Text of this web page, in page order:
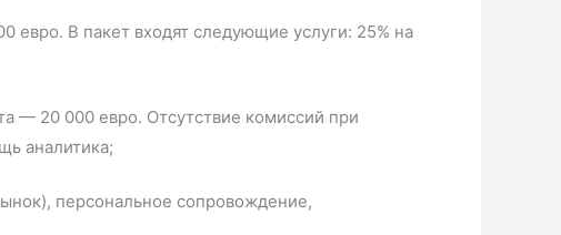
евро. В пакет входят следующие услуги: 25% на
— 20 000 евро. Отсутствие комиссий при
аналитика;
персональное сопровождение,